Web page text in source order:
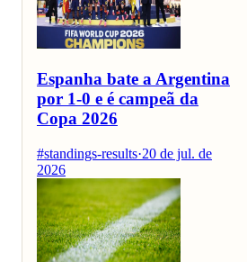
Espanha bate a Argentina
por 1-0 e é campeã da
Copa 2026
#standings-results·20 de jul. de
2026